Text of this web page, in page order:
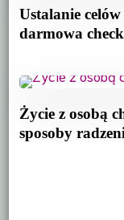
Ustalanie
darmowa
Życie z osobą
sposoby